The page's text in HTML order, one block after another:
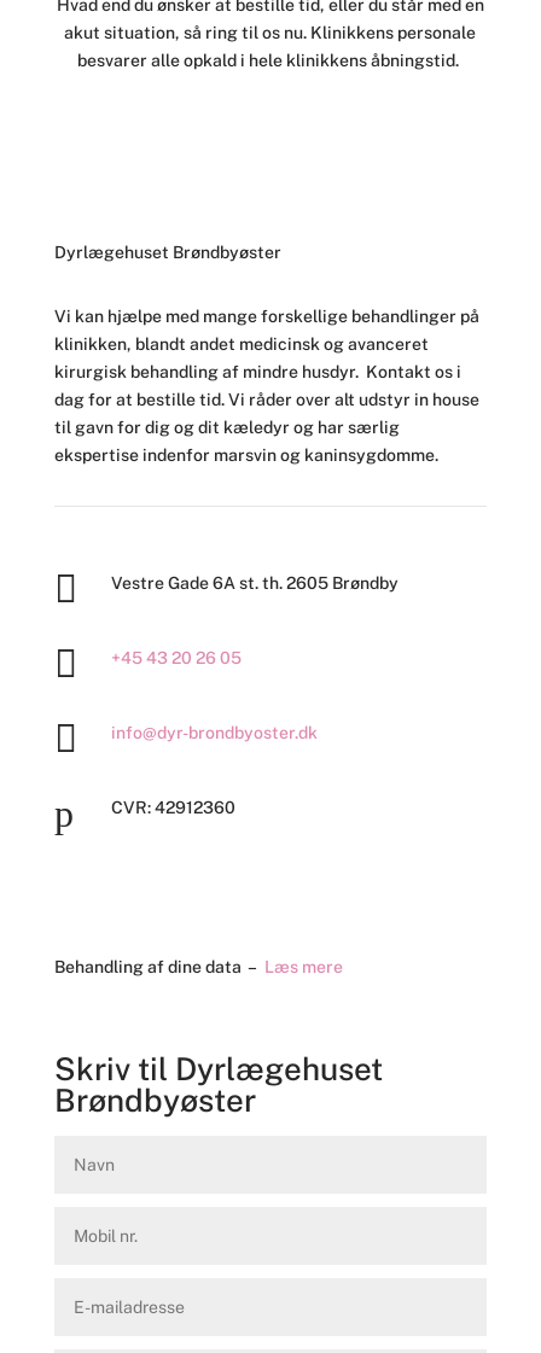
Hvad end du ønsker at bestille tid, eller du står med en
akut situation, så ring til os nu. Klinikkens personale
besvarer alle opkald i hele klinikkens åbningstid.
Dyrlægehuset Brøndbyøster
​Vi kan hjælpe med mange forskellige behandlinger på
klinikken, blandt andet medicinsk og avanceret
kirurgisk behandling af mindre husdyr. Kontakt os i
dag for at bestille tid. Vi råder over alt udstyr in house
til gavn for dig og dit kæledyr og har særlig
ekspertise indenfor marsvin og kaninsygdomme.
 Vestre Gade6A st. th. 2605 Brøndby
 +45 43 20 26 05
 info@dyr-brondbyoster.dk
p CVR:42912360
Behandling af dine data – Læs mere
Skriv til Dyrlægehuset
Brøndbyøster